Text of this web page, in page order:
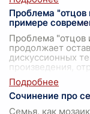
Проблема "отцов
примере
Проблема "отцов
продолжает
дискуссионных
произведения,
Сочинение про
Семья, как